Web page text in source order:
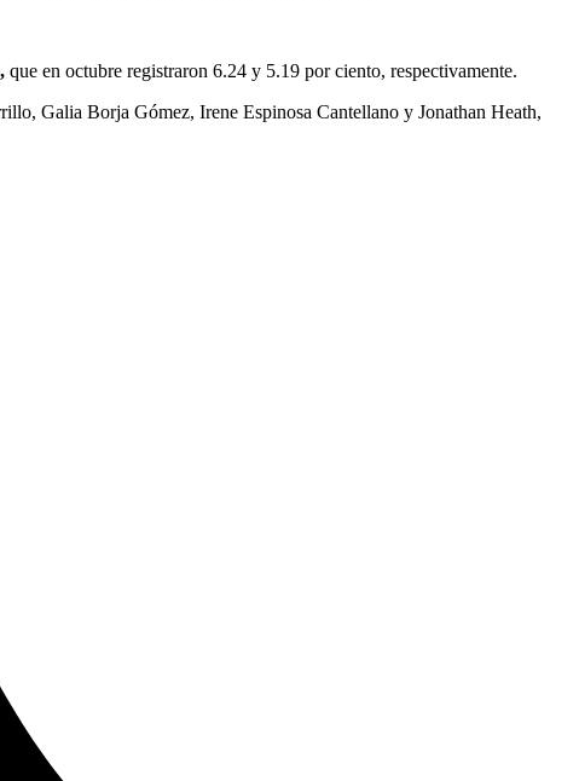
, que en octubre registraron 6.24 y 5.19 por ciento, respectivamente.
Galia Borja Gómez, Irene Espinosa Cantellano y Jonathan Heath,